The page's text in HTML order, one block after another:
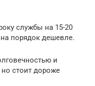
службы на 15-20
порядок дешевле.
и
стоит дороже